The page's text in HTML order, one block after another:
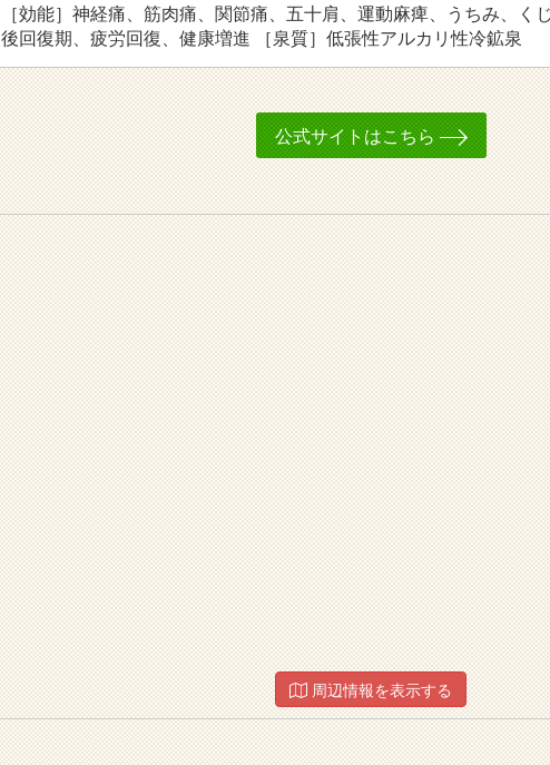
［効能］神経痛、筋肉痛、関節痛、五十肩、運動麻痺、うちみ、
後回復期、疲労回復、健康増進 ［泉質］低張性アルカリ性冷鉱泉
公式サイトはこちら
周辺情報を表示する